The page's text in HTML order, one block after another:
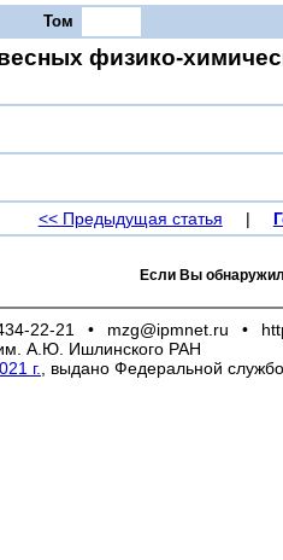
Том
физико-
<< Предыдущая статья |
Если Вы
22-21 • mzg@ipmnet.ru •
им. А.Ю. Ишлинского РАН
г.
, выдано Федеральной